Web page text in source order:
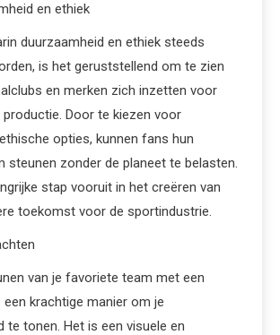
en ethiek
duurzaamheid en ethiek steeds
is het geruststellend om te zien
en merken zich inzetten voor
Door te kiezen voor
opties, kunnen fans hun
steunen zonder de planeet te belasten.
stap vooruit in het creëren van
toekomst voor de sportindustrie.
van je favoriete team met een
krachtige manier om je
te tonen. Het is een visuele en